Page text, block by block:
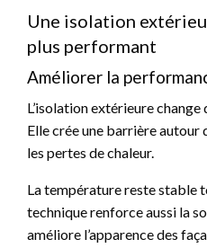
Une isolation
plus performant
Améliorer la
L’isolation extérieure
Elle crée une barrière autour
les pertes de chaleur.
La température reste stable
technique renforce aussi la
améliore l’apparence des